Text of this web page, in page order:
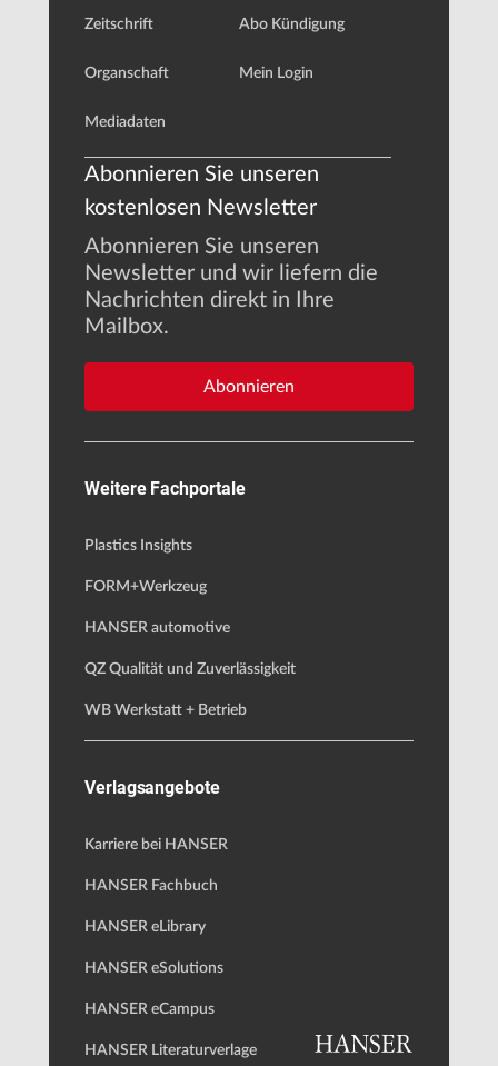
Zeitschrift
Organschaft
Mediadaten
Abo Kündigung
Mein Login
Abonnieren Sie unseren
kostenlosen Newsletter
Abonnieren Sie unseren
Newsletter und wir liefern die
Nachrichten direkt in Ihre
Mailbox.
Abonnieren
Weitere Fachportale
Plastics Insights
FORM+Werkzeug
HANSER automotive
QZ Qualität und Zuverlässigkeit
WB Werkstatt + Betrieb
Verlagsangebote
Karriere bei HANSER
HANSER Fachbuch
HANSER eLibrary
HANSER eSolutions
HANSER eCampus
HANSER Literaturverlage